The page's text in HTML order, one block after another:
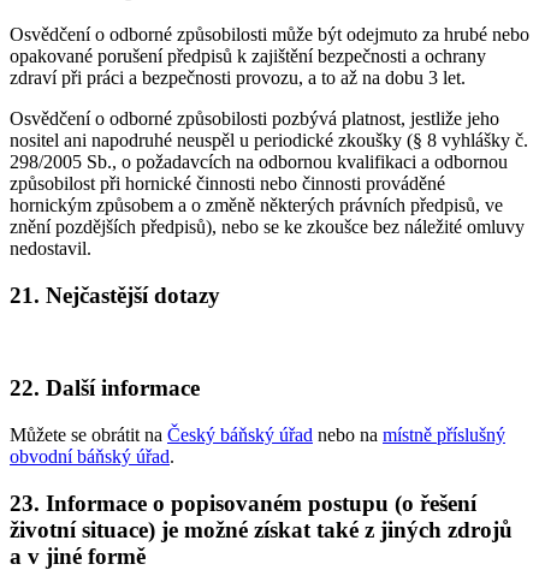
Osvědčení o odborné způsobilosti může být odejmuto za hrubé nebo
opakované porušení předpisů k zajištění bezpečnosti a ochrany
zdraví při práci a bezpečnosti provozu, a to až na dobu 3 let.
Osvědčení o odborné způsobilosti pozbývá platnost, jestliže jeho
nositel ani napodruhé neuspěl u periodické zkoušky (§ 8 vyhlášky č.
298/2005 Sb., o požadavcích na odbornou kvalifikaci a odbornou
způsobilost při hornické činnosti nebo činnosti prováděné
hornickým způsobem a o změně některých právních předpisů, ve
znění pozdějších předpisů), nebo se ke zkoušce bez náležité omluvy
nedostavil.
21. Nejčastější dotazy
22. Další informace
Můžete se obrátit na Český báňský úřad nebo na místně příslušný
obvodní báňský úřad.
23. Informace o popisovaném postupu (o řešení
životní situace) je možné získat také z jiných zdrojů
a v jiné formě